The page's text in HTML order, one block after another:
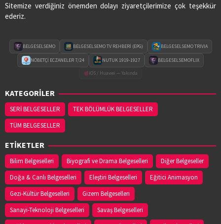
Sitemize verdiğiniz önemden dolayı ziyaretçilerimize çok teşekkür
ederiz.
BELGESELSEMO BELGESELSEMO TV REHBERİ (EPG) BELGESELSEMO TRIVIA
NÖBETÇİ ECZANELER 7/24 NUTUK 1919-1927
BELGESELSEMOFLIX
iOS / Huawei — Yakında
KATEGORİLER
SERİ BELGESELLER
TEK BÖLÜMLÜK BELGESELLER
TÜM BELGESELLER
ETİKETLER
Bilim Belgeselleri Biyografi ve Drama Belgeselleri
Diğer Belgeseller
Doğa & Canlı Belgeselleri
Eleştiri Belgeselleri
Eğitici Animasyon
Gezi-Kültür Belgeselleri
Gizem Belgeselleri
Sanayi-Teknoloji Belgeselleri
Savaş Belgeselleri